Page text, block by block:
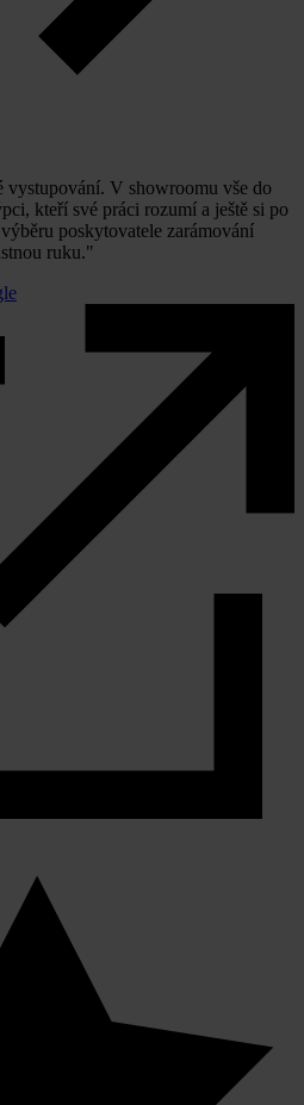
V showroomu vše do
kteří své práci rozumí a ještě si po
poskytovatele zarámování
ruku."